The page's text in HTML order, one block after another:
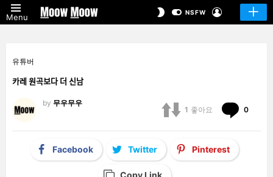
Menu
SWITCHNSFW
유튜버
카레 원곡보다 더 신남
by 무우무우
1 좋아요 0
Facebook Twitter Pinterest
Copy Link